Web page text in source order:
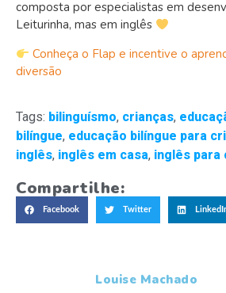
composta por especialistas em
Leiturinha, mas em inglês
Conheça o Flap e incentive o
diversão
Tags: bilinguísmo, crianças,
bilíngue, educação bilíngue para
inglês, inglês em casa, inglês para
Compartilhe:
Facebook Twitter
Louise Machado